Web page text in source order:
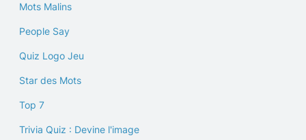
Mots Malins
People Say
Quiz Logo Jeu
Star des Mots
Top 7
Trivia Quiz : Devine l'image